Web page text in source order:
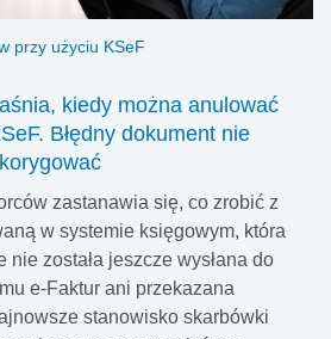
przy użyciu KSeF
kiedy można anulować
Błędny dokument nie
zastanawia się, co zrobić z
w systemie księgowym, która
nie została jeszcze wysłana do
e-Faktur ani przekazana
stanowisko skarbówki